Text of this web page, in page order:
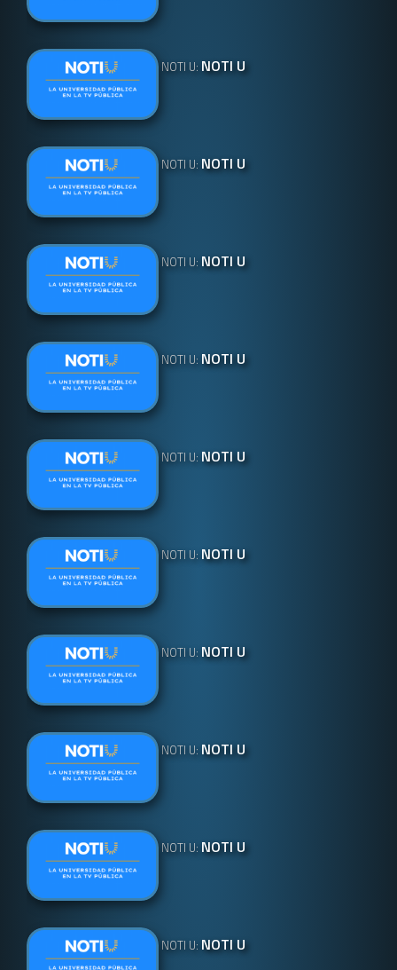
NOTI U: NOTI U
NOTI U: NOTI U
NOTI U: NOTI U
NOTI U: NOTI U
NOTI U: NOTI U
NOTI U: NOTI U
NOTI U: NOTI U
NOTI U: NOTI U
NOTI U: NOTI U
NOTI U: NOTI U